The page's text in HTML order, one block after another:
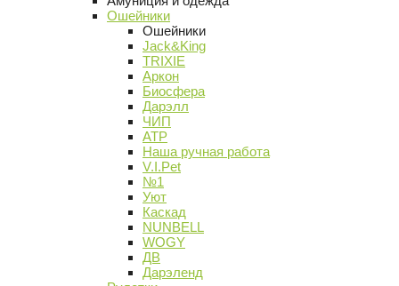
Ошейники
Ошейники
Jack&King
TRIXIE
Аркон
Биосфера
Дарэлл
ЧИП
АТР
Наша ручная работа
V.I.Pet
№1
Уют
Каскад
NUNBELL
WOGY
ДВ
Дарэленд